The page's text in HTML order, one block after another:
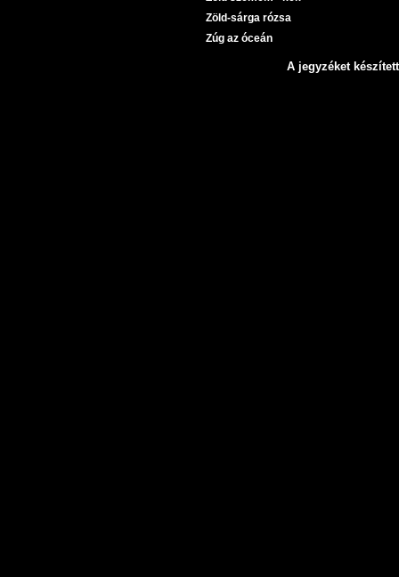
Zöld-sárga rózsa
Zúg az óceán
A jegyzéket